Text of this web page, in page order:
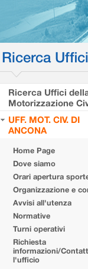
Ricerca
Ricerca Uffici
Motorizzazione
UFF. MOT. CIV. DI
ANCONA
Home Page
Dove siamo
Orari apertura
Organizzazione e
Avvisi all'utenza
Normative
Turni operativi
Richiesta
informazioni/
l'ufficio